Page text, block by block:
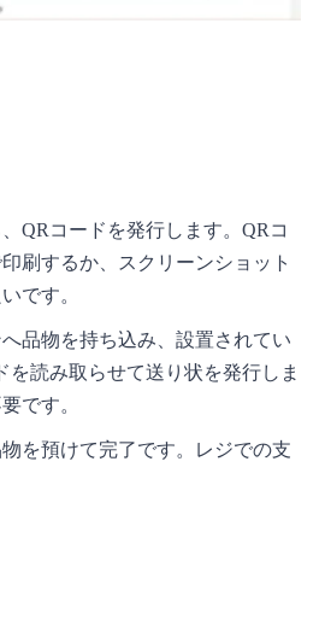
QRコードを発行します。QRコ
刷するか、スクリーンショット
です。
品物を持ち込み、設置されてい
を読み取らせて送り状を発行しま
です。
を預けて完了です。レジでの支